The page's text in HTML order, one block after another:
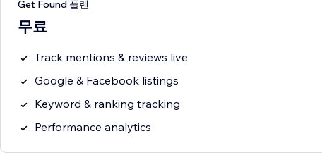
Get Found 플랜
무료
Track mentions & reviews live
Google & Facebook listings
Keyword & ranking tracking
Performance analytics